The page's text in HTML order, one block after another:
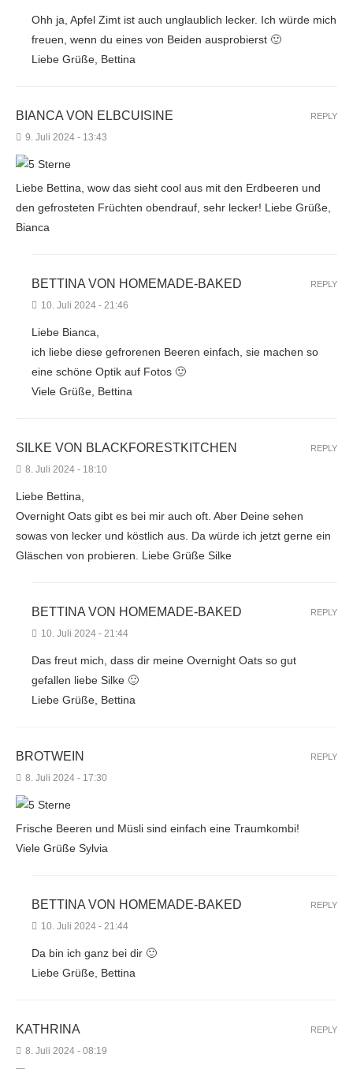
Ohh ja, Apfel Zimt ist auch unglaublich lecker. Ich würde mich
freuen, wenn du eines von Beiden ausprobierst 🙂
Liebe Grüße, Bettina
BIANCA VON ELBCUISINE
9. Juli 2024 - 13:43
Liebe Bettina, wow das sieht cool aus mit den Erdbeeren und
den gefrosteten Früchten obendrauf, sehr lecker! Liebe Grüße,
Bianca
REPLY
BETTINA VON HOMEMADE-BAKED
10. Juli 2024 - 21:46
Liebe Bianca,
ich liebe diese gefrorenen Beeren einfach, sie machen so
eine schöne Optik auf Fotos 🙂
Viele Grüße, Bettina
REPLY
SILKE VON BLACKFORESTKITCHEN
8. Juli 2024 - 18:10
Liebe Bettina,
Overnight Oats gibt es bei mir auch oft. Aber Deine sehen
sowas von lecker und köstlich aus. Da würde ich jetzt gerne ein
Gläschen von probieren. Liebe Grüße Silke
REPLY
BETTINA VON HOMEMADE-BAKED
10. Juli 2024 - 21:44
Das freut mich, dass dir meine Overnight Oats so gut
gefallen liebe Silke 🙂
Liebe Grüße, Bettina
REPLY
BROTWEIN
8. Juli 2024 - 17:30
Frische Beeren und Müsli sind einfach eine Traumkombi!
Viele Grüße Sylvia
REPLY
BETTINA VON HOMEMADE-BAKED
10. Juli 2024 - 21:44
Da bin ich ganz bei dir 🙂
Liebe Grüße, Bettina
REPLY
KATHRINA
8. Juli 2024 - 08:19
REPLY